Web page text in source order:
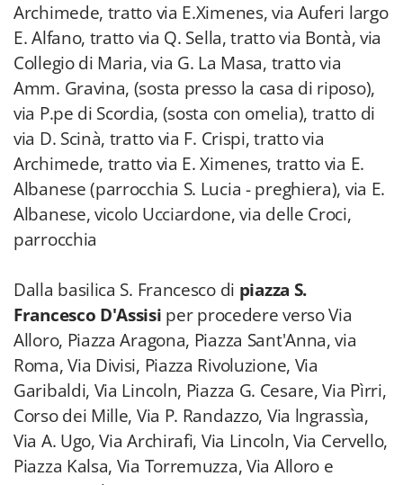
Archimede, tratto via E.Ximenes, via Auferi largo
E. Alfano, tratto via Q. Sella, tratto via Bontà, via
Collegio di Maria, via G. La Masa, tratto via
Amm. Gravina, (sosta presso la casa di riposo),
via P.pe di Scordia, (sosta con omelia), tratto di
via D. Scinà, tratto via F. Crispi, tratto via
Archimede, tratto via E. Ximenes, tratto via E.
Albanese (parrocchia S. Lucia - preghiera), via E.
Albanese, vicolo Ucciardone, via delle Croci,
parrocchia
Dalla basilica S. Francesco di piazza S.
Francesco D'Assisi per procedere verso Via
Alloro, Piazza Aragona, Piazza Sant'Anna, via
Roma, Via Divisi, Piazza Rivoluzione, Via
Garibaldi, Via Lincoln, Piazza G. Cesare, Via Pìrri,
Corso dei Mille, Via P. Randazzo, Via lngrassìa,
Via A. Ugo, Via Archirafi, Via Lincoln, Via Cervello,
Piazza Kalsa, Via Torremuzza, Via Alloro e